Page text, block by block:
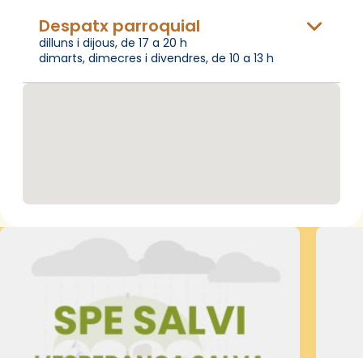
Despatx parroquial
dilluns i dijous, de 17 a 20 h
dimarts, dimecres i divendres, de 10 a 13 h